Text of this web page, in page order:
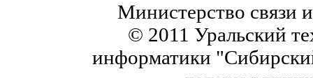
Министерство связи
© 2011 Уральский
информатики